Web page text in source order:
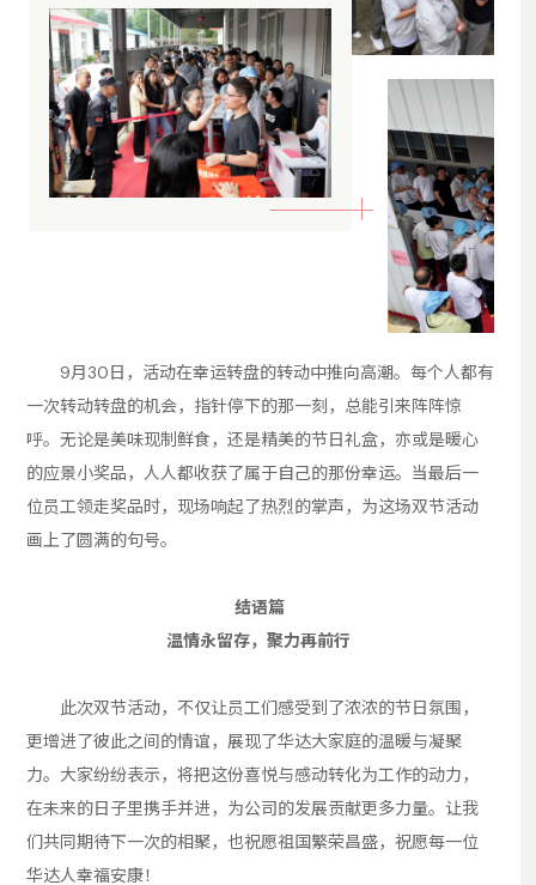
9月30日，活动在幸运转盘的转动中推向高潮。每个人都有
一次转动转盘的机会，指针停下的那一刻，总能引来阵阵惊
呼。无论是美味现制鲜食，还是精美的节日礼盒，亦或是暖心
的应景小奖品，人人都收获了属于自己的那份幸运。当最后一
位员工领走奖品时，现场响起了热烈的掌声，为这场双节活动
画上了圆满的句号。
结语篇
温情永留存，聚力再前行
此次双节活动，不仅让员工们感受到了浓浓的节日氛围，
更增进了彼此之间的情谊，展现了华达大家庭的温暖与凝聚
力。大家纷纷表示，将把这份喜悦与感动转化为工作的动力，
在未来的日子里携手并进，为公司的发展贡献更多力量。让我
们共同期待下一次的相聚，也祝愿祖国繁荣昌盛，祝愿每一位
华达人幸福安康！